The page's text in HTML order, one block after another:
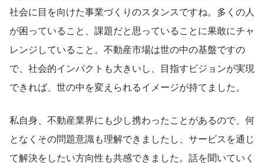
社会に目を向けた事業づくりのスタンスですね。多くの人
が困っていること、課題だと思っていることに果敢にチャ
レンジしていること。不動産市場は世の中の基盤ですの
で、社会的インパクトも大きいし、目指すビジョンが実現
できれば、世の中を変えられるイメージが持てました。
私自身、不動産業界にも少し携わったことがあるので、何
となくその問題意識も理解できましたし、サービスを通じ
て解決をしたい方向性も共感できました。話を聞いていく